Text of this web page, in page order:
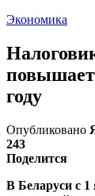
Экономика
году
Опубликовано
243
Поделится
В Беларуси с 1